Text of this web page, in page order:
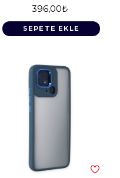
396,00₺
SEPETE EKLE